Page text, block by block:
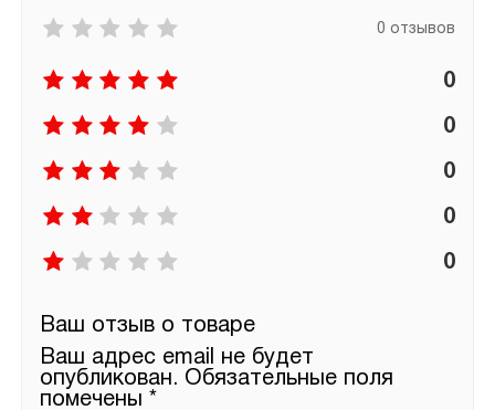
0 отзывов
0
0
0
0
0
Ваш отзыв о товаре
Ваш адрес email не будет
опубликован. Обязательные поля
помечены *